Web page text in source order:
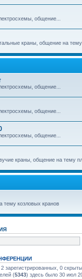
общение...
краны, общение на
общение...
общение...
общение...
краны, общение на тему
тему козловых кранов
зарегистрированных, 0
(5343) здесь было 30 июл